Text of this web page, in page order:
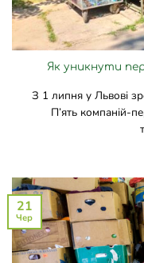
Як уникнути
З 1 липня у Львові
П’ять компаній-
21
Чер